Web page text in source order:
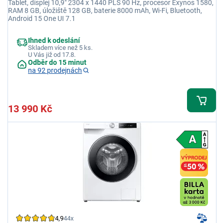
Tablet, displej 10,9" 2304 x 1440 PLS 90 Hz, procesor Exynos 1580,
RAM 8 GB, úložiště 128 GB, baterie 8000 mAh, Wi-Fi, Bluetooth,
Android 15 One UI 7.1
Ihned k odeslání
Skladem více než 5 ks.
U Vás již od 17.8.
Odběr do 15 minut
na 92 prodejnách
13 990 Kč
4,944x